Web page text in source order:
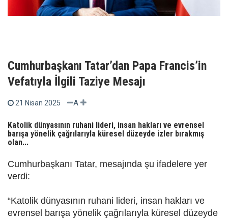
Cumhurbaşkanı Tatar’dan Papa Francis’in
Vefatıyla İlgili Taziye Mesajı
21 Nisan 2025 A
Katolik dünyasının ruhani lideri, insan hakları ve evrensel
barışa yönelik çağrılarıyla küresel düzeyde izler bırakmış
olan...
Cumhurbaşkanı Tatar, mesajında şu ifadelere yer
verdi:
“Katolik dünyasının ruhani lideri, insan hakları ve
evrensel barışa yönelik çağrılarıyla küresel düzeyde